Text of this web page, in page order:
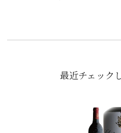
最近チェック